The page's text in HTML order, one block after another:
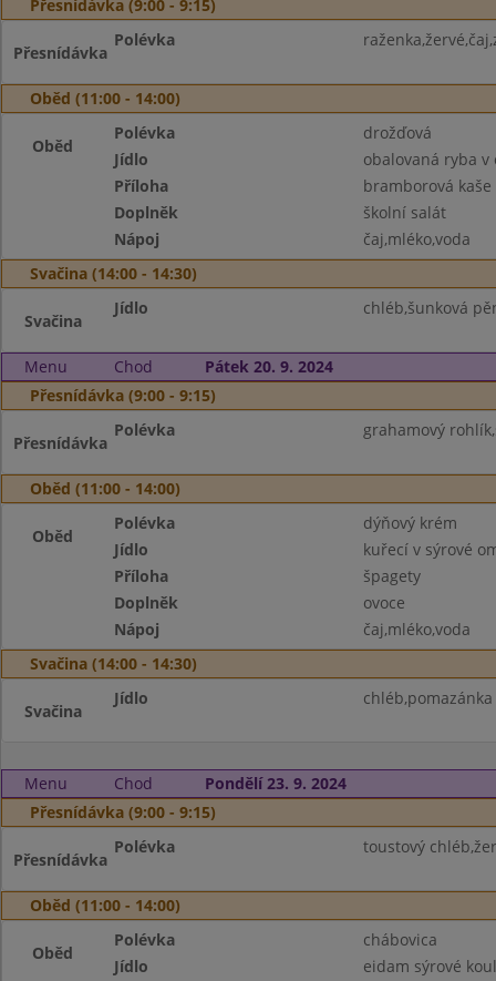
Přesnídávka (9:00 - 9:15)
Přesnídávka
Polévka
Oběd (11:00 - 14:00)
Oběd
Polévka
drožďová
Jídlo
obalovaná ryba
Příloha
bramborová kaše
Doplněk
školní salát
Nápoj
čaj,mléko,voda
Svačina (14:00 - 14:30)
Svačina
Jídlo chléb,šunková
Menu Chod
Pátek 20. 9. 2024
Přesnídávka (9:00 - 9:15)
Přesnídávka
Polévka grahamový
Oběd (11:00 - 14:00)
Oběd
Polévka
dýňový krém
Jídlo
kuřecí v sýrové
Příloha
špagety
Doplněk
ovoce
Nápoj
čaj,mléko,voda
Svačina (14:00 - 14:30)
Svačina
Jídlo
Menu Chod
Pondělí 23. 9. 2024
Přesnídávka (9:00 - 9:15)
Přesnídávka
Polévka toustový
Oběd (11:00 - 14:00)
Oběd
Polévka
chábovica
Jídlo
eidam sýrové